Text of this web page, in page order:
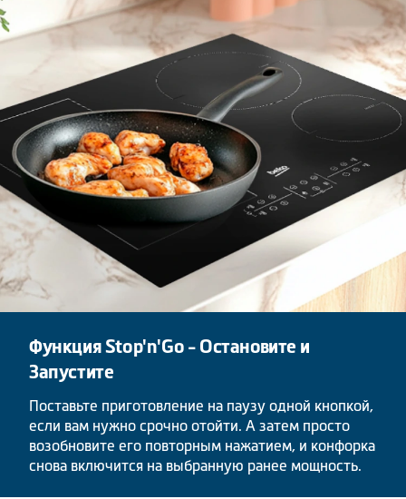
Функция Stop'n'Go - Остановите и
Запустите
Поставьте приготовление на паузу одной кнопкой,
если вам нужно срочно отойти. А затем просто
возобновите его повторным нажатием, и конфорка
снова включится на выбранную ранее мощность.